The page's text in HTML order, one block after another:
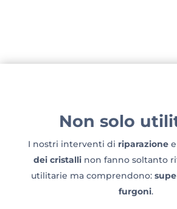
Non solo
I nostri interventi di riparazione
dei cristalli non fanno soltanto
utilitarie ma comprendono:
furgoni.